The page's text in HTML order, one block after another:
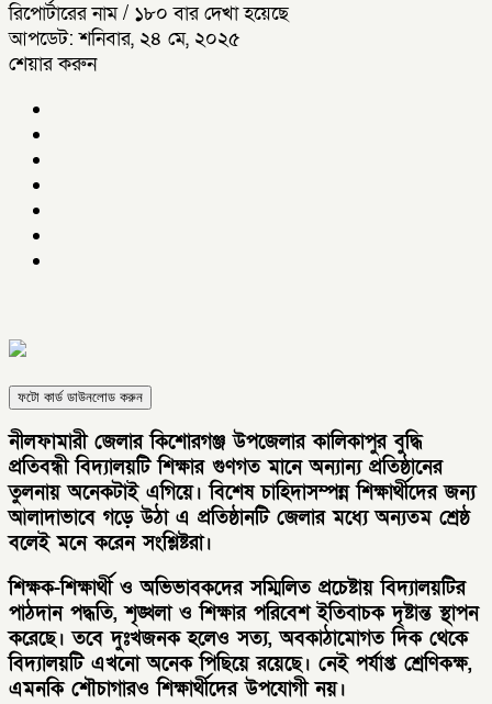
রিপোর্টারের নাম/ ১৮০ বার দেখা হয়েছে
আপডেট: শনিবার, ২৪ মে, ২০২৫
শেয়ার করুন
ফটো কার্ড ডাউনলোড করুন
নীলফামারী জেলার কিশোরগঞ্জ উপজেলার কালিকাপুর বুদ্ধি
প্রতিবন্ধী বিদ্যালয়টি শিক্ষার গুণগত মানে অন্যান্য প্রতিষ্ঠানের
তুলনায় অনেকটাই এগিয়ে। বিশেষ চাহিদাসম্পন্ন শিক্ষার্থীদের জন্য
আলাদাভাবে গড়ে উঠা এ প্রতিষ্ঠানটি জেলার মধ্যে অন্যতম শ্রেষ্ঠ
বলেই মনে করেন সংশ্লিষ্টরা।
শিক্ষক-শিক্ষার্থী ও অভিভাবকদের সম্মিলিত প্রচেষ্টায় বিদ্যালয়টির
পাঠদান পদ্ধতি, শৃঙ্খলা ও শিক্ষার পরিবেশ ইতিবাচক দৃষ্টান্ত স্থাপন
করেছে। তবে দুঃখজনক হলেও সত্য, অবকাঠামোগত দিক থেকে
বিদ্যালয়টি এখনো অনেক পিছিয়ে রয়েছে। নেই পর্যাপ্ত শ্রেণিকক্ষ,
এমনকি শৌচাগারও শিক্ষার্থীদের উপযোগী নয়।